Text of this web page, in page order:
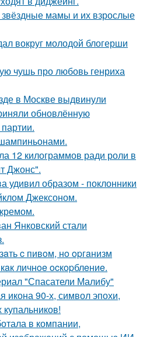
звёздные мамы и их взрослые
вокруг молодой блогерши
чушь про любовь генриха
в Москве выдвинули
обновлённую
12 килограммов ради роли в
Джонс".
удивил образом - поклонники
Джексоном.
Янковский стали
c пивoм, нo opгaнизм
личнoe ocкopблeниe.
"Спасатели Малибу"
икона 90-х, символ эпохи,
в компании,